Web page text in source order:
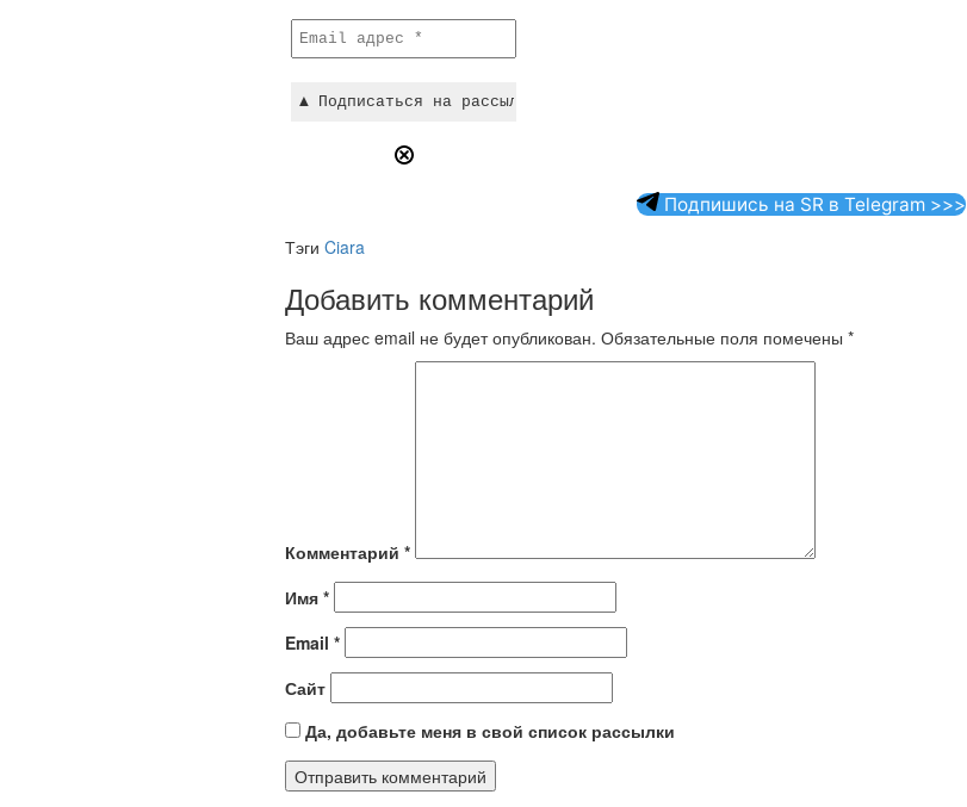
Подпишись на SR в Telegram >>>
Тэги Ciara
Добавить комментарий
Ваш адрес email не будет опубликован. Обязательные поля помечены *
Комментарий *
Имя *
Email *
Сайт
Да, добавьте меня в свой список рассылки